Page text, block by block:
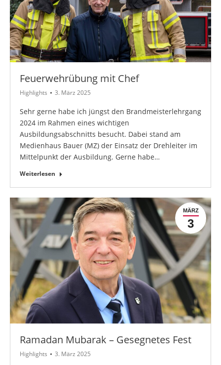
Feuerwehrübung mit Chef
Highlights 3. März 2025
Sehr gerne habe ich jüngst den Brandmeisterlehrgang
2024 im Rahmen eines wichtigen
Ausbildungsabschnitts besucht. Dabei stand am
Medienhaus Bauer (MZ) der Einsatz der Drehleiter im
Mittelpunkt der Ausbildung. Gerne habe…
Weiterlesen
MÄRZ
3
Ramadan Mubarak – Gesegnetes Fest
Highlights 3. März 2025